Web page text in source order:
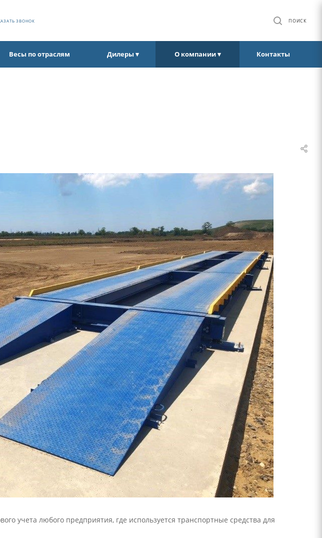
ЗВОНОК ПОИСК
Весы по отраслям Дилеры ▾ О компании ▾ Контакты
учета любого предприятия, где используется транспортные средства для